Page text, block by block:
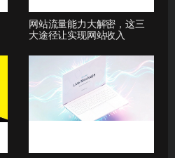
网站流量能力大解密，这三
大途径让实现网站收入